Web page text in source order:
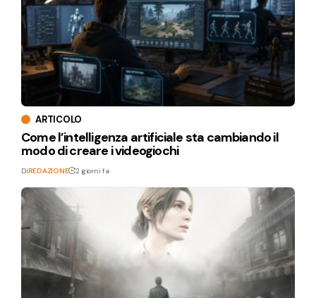
ARTICOLO
Come l’intelligenza artificiale sta cambiando il
modo di creare i videogiochi
DiREDAZIONE 2 giorni fa